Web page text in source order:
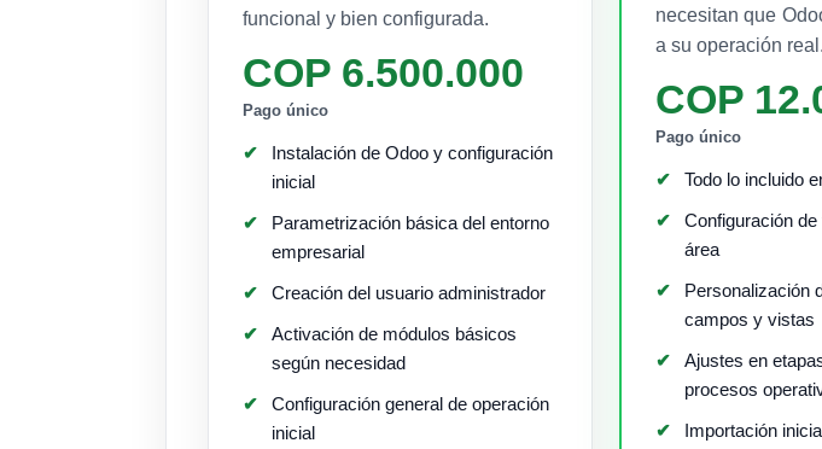
funcional y bien configurada.
COP 6.500.000
Pago único
Instalación de Odoo y configuración
inicial
Parametrización básica del entorno
empresarial
Creación del usuario administrador
Activación de módulos básicos
según necesidad
Configuración general de operación
inicial
necesitan que
a su operación real.
COP
Pago único
Todo lo incluido
Configuración
área
Personalización
campos y vistas
Ajustes en
procesos
Importación